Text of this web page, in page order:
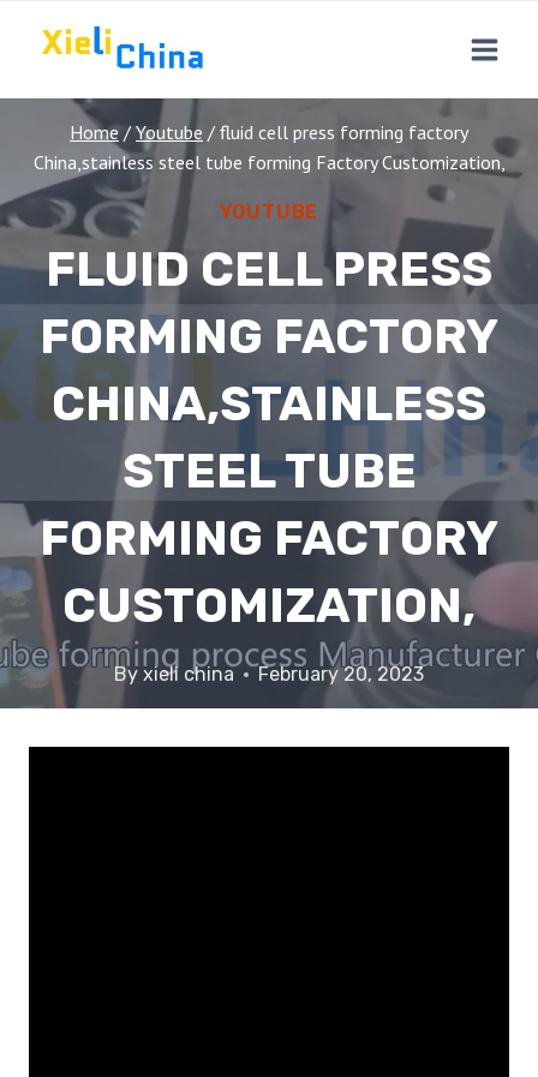
Home / Youtube / fluid cell press forming factory
China,stainless steel tube forming Factory Customization,
YOUTUBE
FLUID CELL PRESS
FORMING FACTORY
CHINA,STAINLESS
STEEL TUBE
FORMING FACTORY
CUSTOMIZATION,
By xieli china February 20, 2023